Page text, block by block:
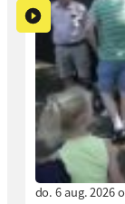
do. 6 aug. 2026